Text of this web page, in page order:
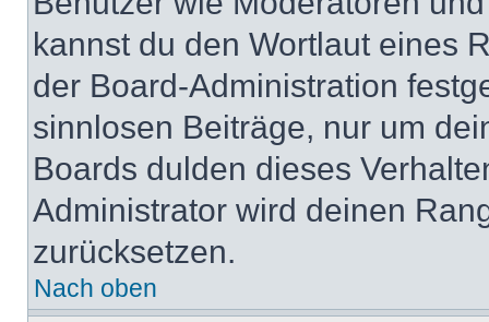
kannst du den Wortlaut eines
der Board-Administration
sinnlosen Beiträge, nur um
Boards dulden dieses
Administrator wird deinen
zurücksetzen.
Nach oben